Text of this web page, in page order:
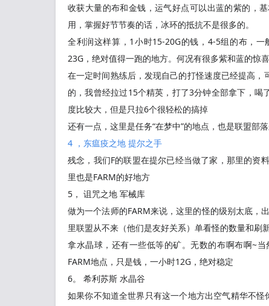
收获大量的布和金钱，运气好点可以出蓝的紫的，
用，掌握好节节奏的话，冰环的抵抗不是很多的。
全利润这样算，1小时15-20G的钱，4-5组的布，
23G，绝对值得一跑的地方。何况有很多紫和蓝的惊
在一定时间熟练后，发现自己的打怪速度已经提高
的，我曾经拉过15个精英，打了3分钟全部拿下，
度比较大，但是只拉6个很轻松的搞掉
还有一点，这里是任务“在梦中”的地点，也是联盟部
4 ，东瘟疫之地 提尔之手
残念，我们F的联盟在提尔已经当做了家，那里的资
里也是FARM的好地方
5， 诅咒之地 军械库
做为一个法师的FARM来说，这里的怪的级别太底，
里联盟从不来（他们是友好关系）单看怪的数量和刷
拿水晶球，还有一些低等的矿。无数的布啊布啊~
FARM地点，只是钱，一小时12G，绝对稳定
6。 希利苏斯 水晶谷
如果你不知道全世界只有这一个地方出空气精华不